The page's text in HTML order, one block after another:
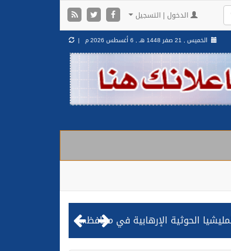
الدخول | التسجيل
الخميس , 21 صفر 1448 هـ , 6 أغسطس 2026 م |
الإرهابية في محافظة الحديدة